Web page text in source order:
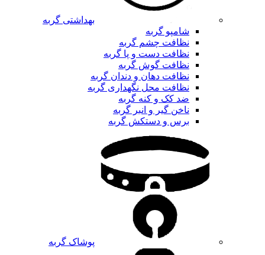
بهداشتی گربه
شامپو گربه
نظافت چشم گربه
نظافت دست و پا گربه
نظافت گوش گربه
نظافت دهان و دندان گربه
نظافت محل نگهداری گربه
ضد کک و کنه گربه
ناخن گیر و انبر گربه
برس و دستکش گربه
پوشاک گربه